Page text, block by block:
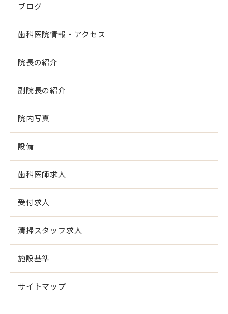
ブログ
歯科医院情報・アクセス
院長の紹介
副院長の紹介
院内写真
設備
歯科医師求人
受付求人
清掃スタッフ求人
施設基準
サイトマップ